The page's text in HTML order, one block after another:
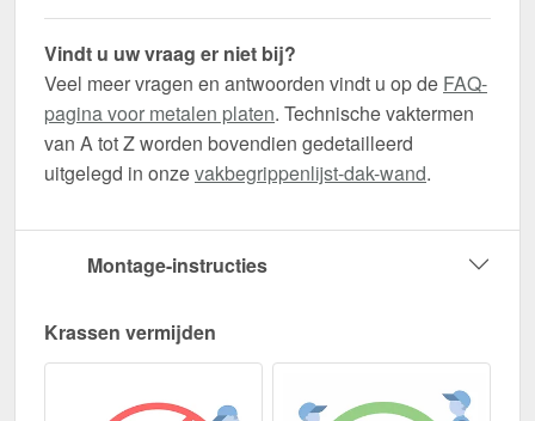
Vindt u uw vraag er niet bij?
Veel meer vragen en antwoorden vindt u op de FAQ-
pagina voor metalen platen. Technische vaktermen
van A tot Z worden bovendien gedetailleerd
uitgelegd in onzevakbegrippenlijst-dak-wand.
Montage-instructies
Krassen vermijden